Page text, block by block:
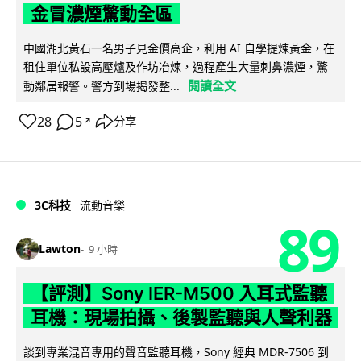
金冒濃煙驚動全區
中國湖北黃石一名男子見金價高企，利用 AI 自學提煉黃金，在
租住單位私設高壓爐及作坊冶煉，過程產生大量刺鼻濃煙，驚
動鄰居報警。警方到場揭發整...
閱讀全文
28 5 ↗ 分享
3C科技 流動音樂
Lawton 9 小時 89
【評測】Sony IER-M500 入耳式監聽
耳機：現場拍攝、後製監聽與人聲利器
談到專業混音專用的聲音監聽耳機，Sony 經典 MDR-7506 到